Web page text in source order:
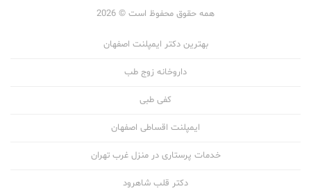
همه حقوق محفوظ است © 2026
بهترین دکتر ایمپلنت اصفهان
داروخانه زوج طب
کفی طبی
ایمپلنت اقساطی اصفهان
خدمات پرستاری در منزل غرب تهران
دکتر قلب شاهرود